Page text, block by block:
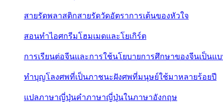
สายรัดพลาสติกสายรัดวัดอัตราการเต้นของหัวใจ
สอนทำไอศกรีมโฮมเมดและโยเกิร์ต
การเรียนต่อจีนและการใช้นโยบายการศึกษาของจีนเป็นแ
ทำบุญโลงศพที่เป็นภาชนะฝังศพที่มนุษย์ใช้มาหลายร้อยปี
แปลภาษาญี่ปุ่นคำภาษาญี่ปุ่นในภาษาอังกฤษ